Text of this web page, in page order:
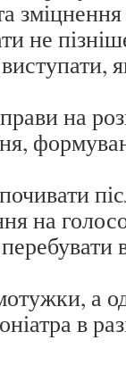
зміцнення
не
на
на
а
в